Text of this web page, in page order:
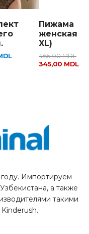
Пижама
женская
XL)
465,00MDL
345,00 MDL
Импортируем
а также
такими